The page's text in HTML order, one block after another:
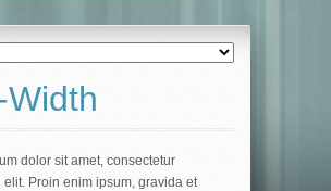
Width
dolor sit amet, consectetur
Proin enim ipsum, gravida et